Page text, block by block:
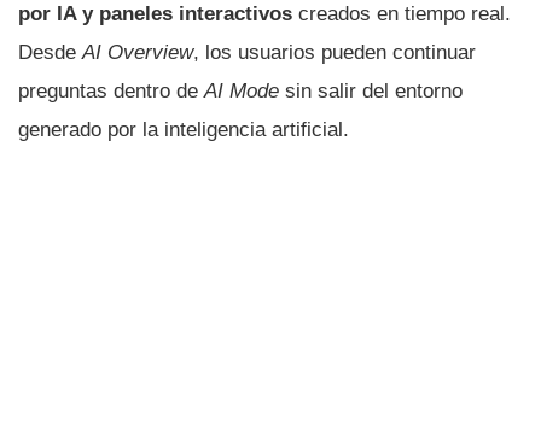
por IA y paneles interactivos creados en tiempo real.
DesdeAI Overview, los usuarios pueden continuar
preguntas dentro deAI Mode sin salir del entorno
generado por la inteligencia artificial.